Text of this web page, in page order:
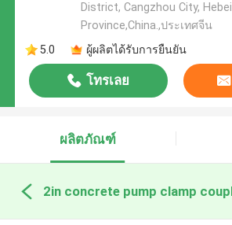
District, Cangzhou City, Hebei
Province,China.,ประเทศจีน
5.0
ผู้ผลิตได้รับการยืนยัน
โทรเลย
ผลิตภัณฑ์